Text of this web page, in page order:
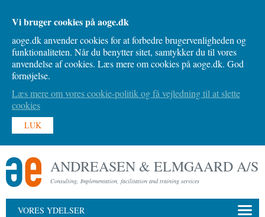
Vi bruger cookies på aoge.dk
aoge.dk anvender cookies for at forbedre brugervenligheden og
funktionaliteten. Når du benytter sitet, samtykker du til vores
anvendelse af cookies. Læs mere om cookies på aoge.dk. God
fornøjelse.
Læs mere om vores cookie-politik og få vejledning til at slette
cookies
LUK
ANDREASEN & ELMGAARD A/S
Consulting, Implementation, facilitation and training services
VORES YDELSER